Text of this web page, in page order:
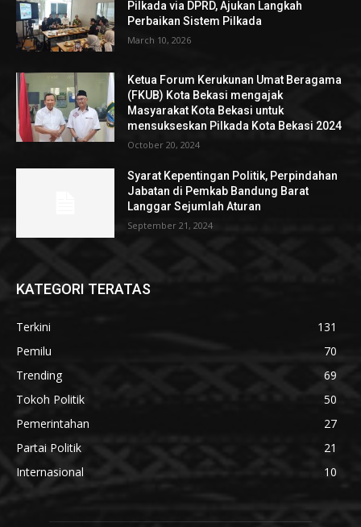
Pilkada via DPRD, Ajukan Langkah
Perbaikan Sistem Pilkada
March 10, 2026
Ketua Forum Kerukunan Umat Beragama
(FKUB) Kota Bekasi mengajak
Masyarakat Kota Bekasi untuk
mensukseskan Pilkada Kota Bekasi 2024
October 20, 2024
Syarat Kepentingan Politik, Perpindahan
Jabatan di Pemkab Bandung Barat
Langgar Sejumlah Aturan
September 21, 2024
KATEGORI TERATAS
Terkini
131
Pemilu
70
Trending
69
Tokoh Politik
50
Pemerintahan
27
Partai Politik
21
Internasional
10